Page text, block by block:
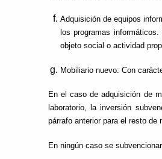
Adquisición de equipos
los programas
objeto social o actividad
Mobiliario nuevo: Con
En el caso de adquisición de
laboratorio, la inversión
párrafo anterior para el resto de
En ningún caso se